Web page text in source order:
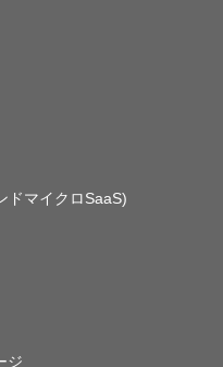
ドマイクロSaaS)
ジ